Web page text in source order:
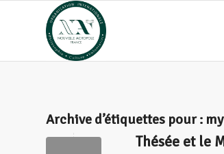
Archive d’étiquettes pour :
Thésée et le